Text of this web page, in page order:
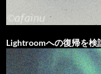
Lightroomへの復帰を検